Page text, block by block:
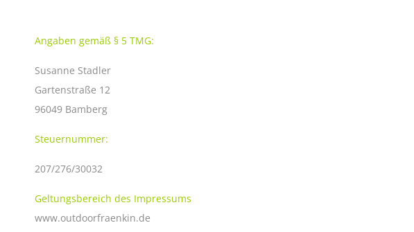
Angaben gemäß § 5 TMG:
Susanne Stadler
Gartenstraße 12
96049 Bamberg
Steuernummer:
207/276/30032
Geltungsbereich des Impressums
www.outdoorfraenkin.de